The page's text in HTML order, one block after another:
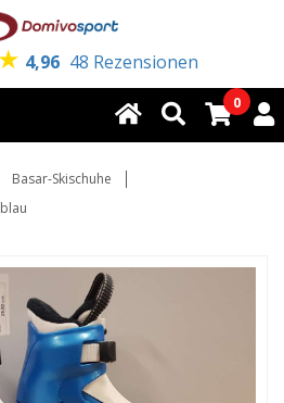
★ 4,96 48 Rezensionen
0
Basar-Skischuhe